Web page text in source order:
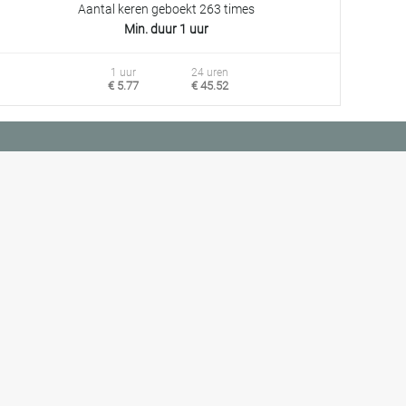
Aantal keren geboekt 263 times
Min. duur 1 uur
1 uur
€ 5.77
24 uren
€ 45.52